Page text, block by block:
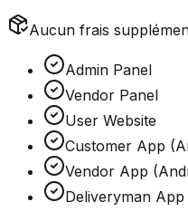
Aucun frais
Admin Panel
Vendor Panel
User Website
Customer App
Vendor App
Deliveryman